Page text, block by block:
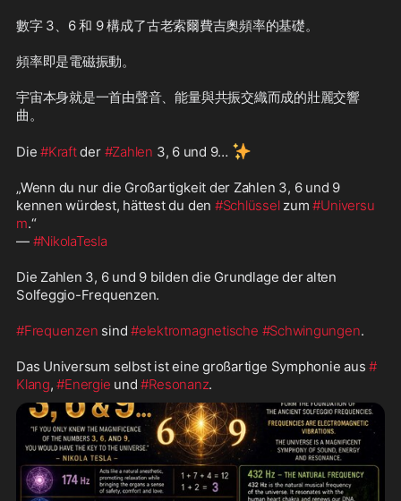
數字 3、6 和 9 構成了古老索爾費吉奧頻率的基礎。
頻率即是電磁振動。
宇宙本身就是一首由聲音、能量與共振交織而成的壯麗交響
曲。
Die #Kraft der #Zahlen 3, 6 und 9… ✨
„Wenn du nur die Großartigkeit der Zahlen 3, 6 und 9
kennen würdest, hättest du den #Schlüssel zum #Universu
m.“
— #NikolaTesla
Die Zahlen 3, 6 und 9 bilden die Grundlage der alten
Solfeggio-Frequenzen.
#Frequenzen sind #elektromagnetische #Schwingungen.
Das Universum selbst ist eine großartige Symphonie aus #
Klang, #Energie und #Resonanz.